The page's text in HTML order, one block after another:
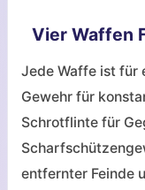
Vier Waffen
Jede Waffe ist für
Gewehr für
Schrotflinte für
entfernter Feinde